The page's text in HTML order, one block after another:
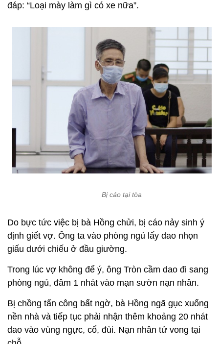
đáp: “Loại mày làm gì có xe nữa”.
Bị cáo tại tòa
Do bực tức việc bị bà Hồng chửi, bị cáo nảy sinh ý
định giết vợ. Ông ta vào phòng ngủ lấy dao nhọn
giấu dưới chiếu ở đầu giường.
Trong lúc vợ không để ý, ông Tròn cầm dao đi sang
phòng ngủ, đâm 1 nhát vào mạn sườn nạn nhân.
Bị chồng tấn công bất ngờ, bà Hồng ngã gục xuống
nền nhà và tiếp tục phải nhận thêm khoảng 20 nhát
dao vào vùng ngực, cổ, đùi. Nạn nhân tử vong tại